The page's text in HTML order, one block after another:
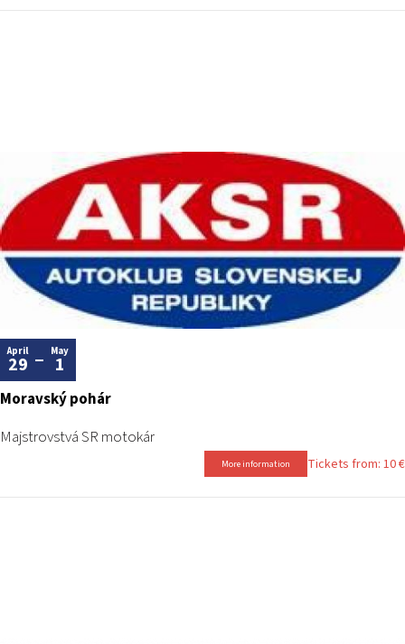
April
29
May
1
Moravský pohár
Majstrovstvá SR motokár
More information Tickets from: 10 €